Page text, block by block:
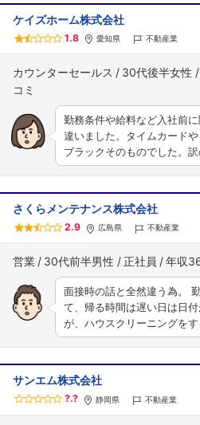
ケイズホーム株式会社
1.8 愛知県 不動産業
カウンターセールス 30代後半女性
勤務条件や給料など入社前
違いました。タイムカード
ブラックそのものでした。
さくらメンテナンス株式会社
2.9 広島県 不動産業
営業 30代前半男性 正社員 年収
面接時の話と全然違う為。
て、帰る時間は遅い日は日
が、ハウスクリーニングを
サンエム株式会社
?.? 静岡県 不動産業